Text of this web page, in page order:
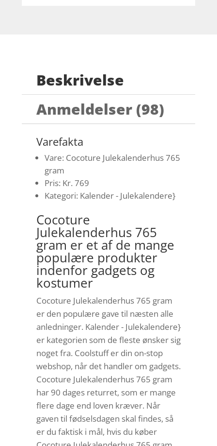
Beskrivelse
Anmeldelser (98)
Varefakta
Vare: Cocoture Julekalenderhus 765
gram
Pris: Kr. 769
Kategori: Kalender - Julekalendere}
Cocoture
Julekalenderhus 765
gram er et af de mange
populære produkter
indenfor gadgets og
kostumer
Cocoture Julekalenderhus 765 gram
er den populære gave til næsten alle
anledninger. Kalender - Julekalendere}
er kategorien som de fleste ønsker sig
noget fra. Coolstuff er din on-stop
webshop, når det handler om gadgets.
Cocoture Julekalenderhus 765 gram
har 90 dages returret, som er mange
flere dage end loven kræver. Når
gaven til fødselsdagen skal findes, så
er du faktisk i mål, hvis du køber